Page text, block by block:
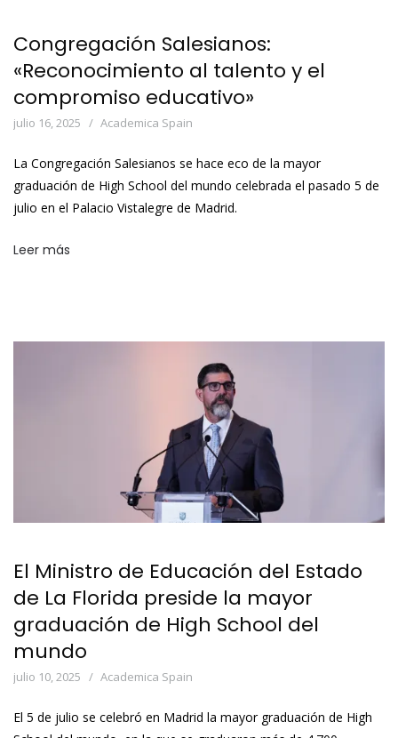
Congregación Salesianos:
«Reconocimiento al talento y el
compromiso educativo»
julio 16, 2025 Academica Spain
La Congregación Salesianos se hace eco de la mayor
graduación de High School del mundo celebrada el pasado 5 de
julio en el Palacio Vistalegre de Madrid.
Leer más
El Ministro de Educación del Estado
de La Florida preside la mayor
graduación de High School del
mundo
julio 10, 2025 Academica Spain
El 5 de julio se celebró en Madrid la mayor graduación de High